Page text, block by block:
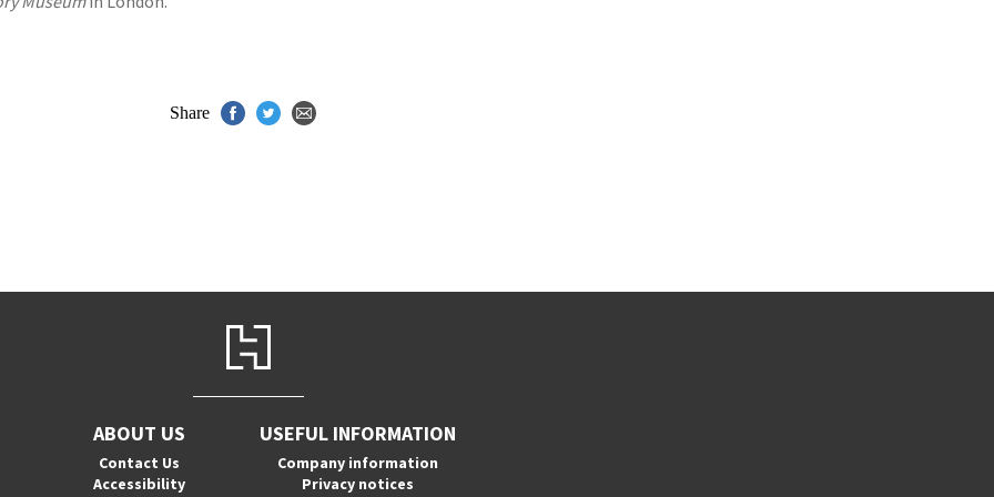
Share
ABOUT US
Contact Us
Accessibility
USEFUL INFORMATION
Company information
Privacy notices